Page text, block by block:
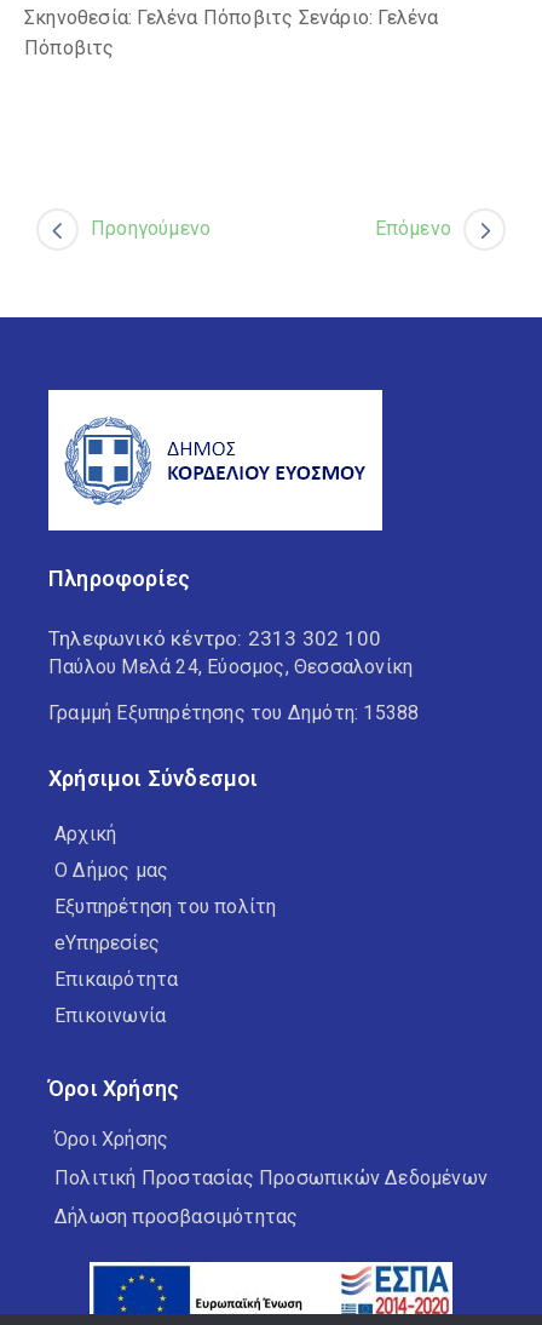
Σκηνοθεσία: Γελένα Πόποβιτς Σενάριο: Γελένα
Πόποβιτς
Προηγούμενο Επόμενο
Πληροφορίες
Τηλεφωνικό κέντρο: 2313 302 100
Παύλου Μελά 24, Εύοσμος, Θεσσαλονίκη
Γραμμή Εξυπηρέτησης του Δημότη: 15388
Χρήσιμοι Σύνδεσμοι
Αρχική
Ο Δήμος μας
Εξυπηρέτηση του πολίτη
eΥπηρεσίες
Επικαιρότητα
Επικοινωνία
Όροι Χρήσης
Όροι Χρήσης
Πολιτική Προστασίας Προσωπικών Δεδομένων
Δήλωση προσβασιμότητας